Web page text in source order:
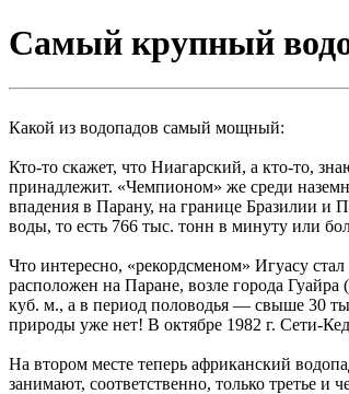
Самый крупный
Какой из водопадов самый мощный:
Кто-то скажет, что Ниагарский, а кто-то,
принадлежит. «Чемпионом» же среди
впадения в Парану, на границе Бразилии
воды, то есть 766 тыс. тонн в минуту или
Что интересно, «рекордсменом» Игуасу
расположен на Паране, возле города
куб. м., а в период половодья — свыше 30
природы уже нет! В октябре 1982 г. Сети-
На втором месте теперь африканский
занимают, соответственно, только третье и